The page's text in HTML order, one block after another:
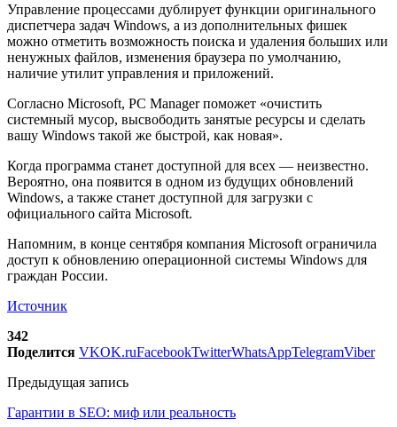
Управление процессами дублирует функции оригинального
диспетчера задач Windows, а из дополнительных фишек
можно отметить возможность поиска и удаления больших или
ненужных файлов, изменения браузера по умолчанию,
наличие утилит управления и приложений.
Согласно Microsoft, PC Manager поможет «очистить
системный мусор, высвободить занятые ресурсы и сделать
вашу Windows такой же быстрой, как новая».
Когда программа станет доступной для всех — неизвестно.
Вероятно, она появится в одном из будущих обновлений
Windows, а также станет доступной для загрузки с
официального сайта Microsoft.
Напомним, в конце сентября компания Microsoft ограничила
доступ к обновлению операционной системы Windows для
граждан России.
Источник
342
Поделится VKOK.ruFacebookTwitterWhatsAppTelegramViber
Предыдущая запись
Гарантии в SEO: миф или реальность